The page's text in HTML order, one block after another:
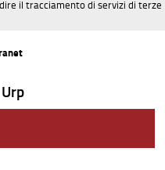
il tracciamento di servizi di terze
Urp